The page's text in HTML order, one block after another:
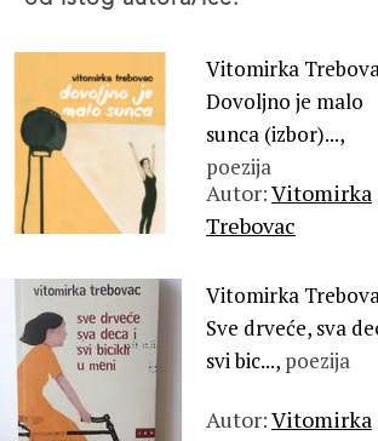
Vitomirka
Dovoljno je malo
sunca (izbor)...,
poezija
Autor:Vitomirka
Trebovac
Vitomirka
Sve drveće, sva
svi bic..., poezija
Autor:Vitomirka